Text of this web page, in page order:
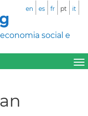
social e
en es fr pt it